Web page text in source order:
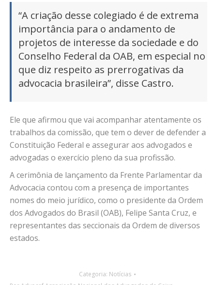
“A criação desse colegiado é de extrema
importância para o andamento de
projetos de interesse da sociedade e do
Conselho Federal da OAB, em especial no
que diz respeito as prerrogativas da
advocacia brasileira”, disse Castro.
Ele que afirmou que vai acompanhar atentamente os
trabalhos da comissão, que tem o dever de defender a
Constituição Federal e assegurar aos advogados e
advogadas o exercício pleno da sua profissão.
A cerimônia de lançamento da Frente Parlamentar da
Advocacia contou com a presença de importantes
nomes do meio jurídico, como o presidente da Ordem
dos Advogados do Brasil (OAB), Felipe Santa Cruz, e
representantes das seccionais da Ordem de diversos
estados.
Categoria: Notícias